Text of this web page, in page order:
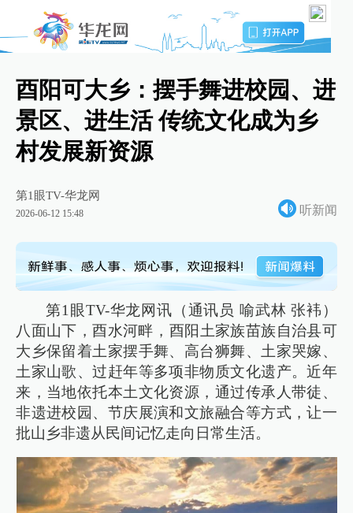
酉阳可大乡：摆手舞进校园、进
景区、进生活 传统文化成为乡
村发展新资源
第1眼TV-华龙网
2026-06-12 15:48 听新闻
第1眼TV-华龙网讯（通讯员 喻武林 张袆）
八面山下，酉水河畔，‌酉阳土家族苗族自治县可
大乡保留着土家摆手舞、高台狮舞、土家哭嫁、
土家山歌、过赶年等多项非物质文化遗产。近年
来，当地依托本土文化资源，通过传承人带徒、
非遗进校园、节庆展演和文旅融合等方式，让一
批山乡非遗从民间记忆走向日常生活。